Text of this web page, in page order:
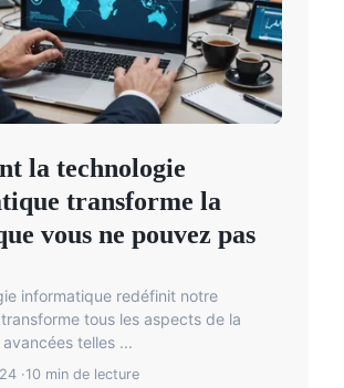
la technologie
transforme la
vous ne pouvez pas
informatique redéfinit notre
tous les aspects de la
telles ...
10 min de lecture